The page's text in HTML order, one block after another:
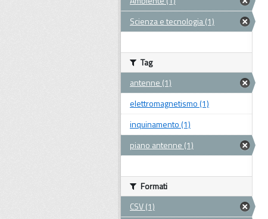
Scienza e tecnologia (1)
Tag
antenne (1)
elettromagnetismo (1)
inquinamento (1)
piano antenne (1)
Formati
CSV (1)